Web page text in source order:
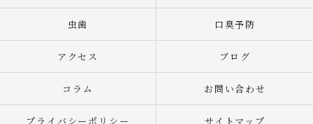
虫歯 口臭予防
アクセス ブログ
コラム お問い合わせ
プライバシーポリシー サイトマップ